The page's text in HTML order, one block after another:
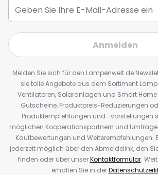
Anmelden
Melden Sie sich für den Lampenwelt.de
sie tolle Angebote aus dem Sortiment
Ventilatoren, Solaranlagen und Smart
Gutscheine, Produktpreis-Reduzierungen
Produktempfehlungen und -vorstellungen
möglichen Kooperationspartnern und
Kaufbewertungen und Weiterempfehlungen.
jederzeit möglich über den Abmeldelink, den
finden oder über unserKontaktformular.
erhalten Sie in der